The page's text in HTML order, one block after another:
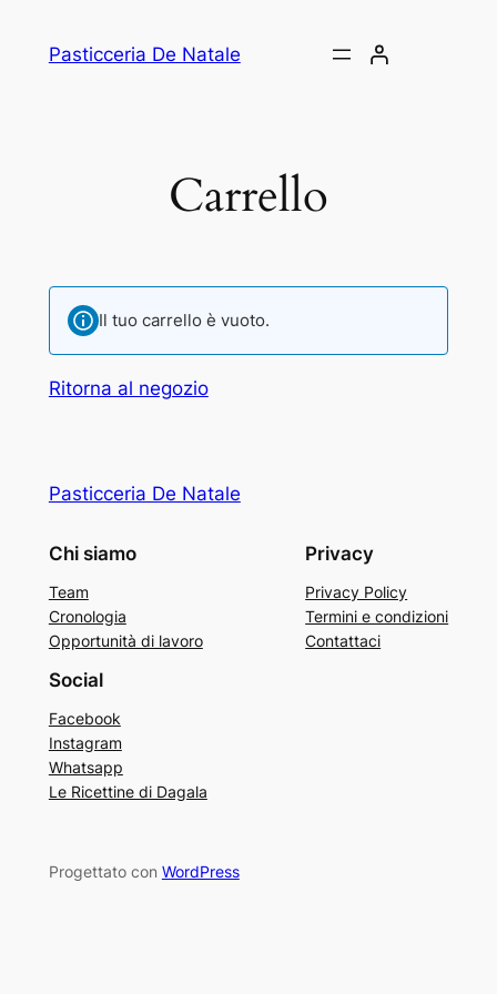
Pasticceria De Natale
Carrello
Il tuo carrello è vuoto.
Ritorna al negozio
Pasticceria De Natale
Chi siamo
Team
Cronologia
Opportunità di lavoro
Privacy
Privacy Policy
Termini e condizioni
Contattaci
Social
Facebook
Instagram
Whatsapp
Le Ricettine di Dagala
Progettato con WordPress